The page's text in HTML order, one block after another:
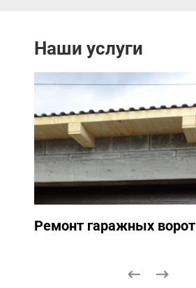
Наши услуги
Ремонт гаражных ворот